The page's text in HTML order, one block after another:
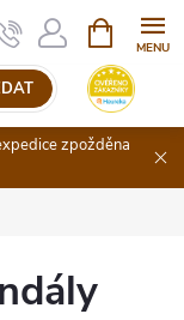
NÁKUPNÍ
KOŠÍK
zpožděna